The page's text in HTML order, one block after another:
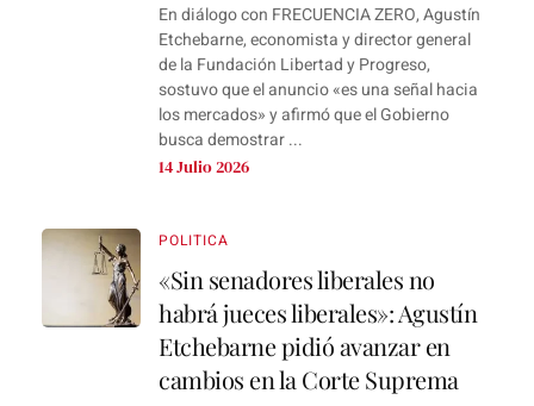
En diálogo con FRECUENCIA ZERO, Agustín
Etchebarne, economista y director general
de la Fundación Libertad y Progreso,
sostuvo que el anuncio «es una señal hacia
los mercados» y afirmó que el Gobierno
busca demostrar ...
14 Julio 2026
POLITICA
«Sin senadores liberales no
habrá jueces liberales»: Agustín
Etchebarne pidió avanzar en
cambios en la Corte Suprema